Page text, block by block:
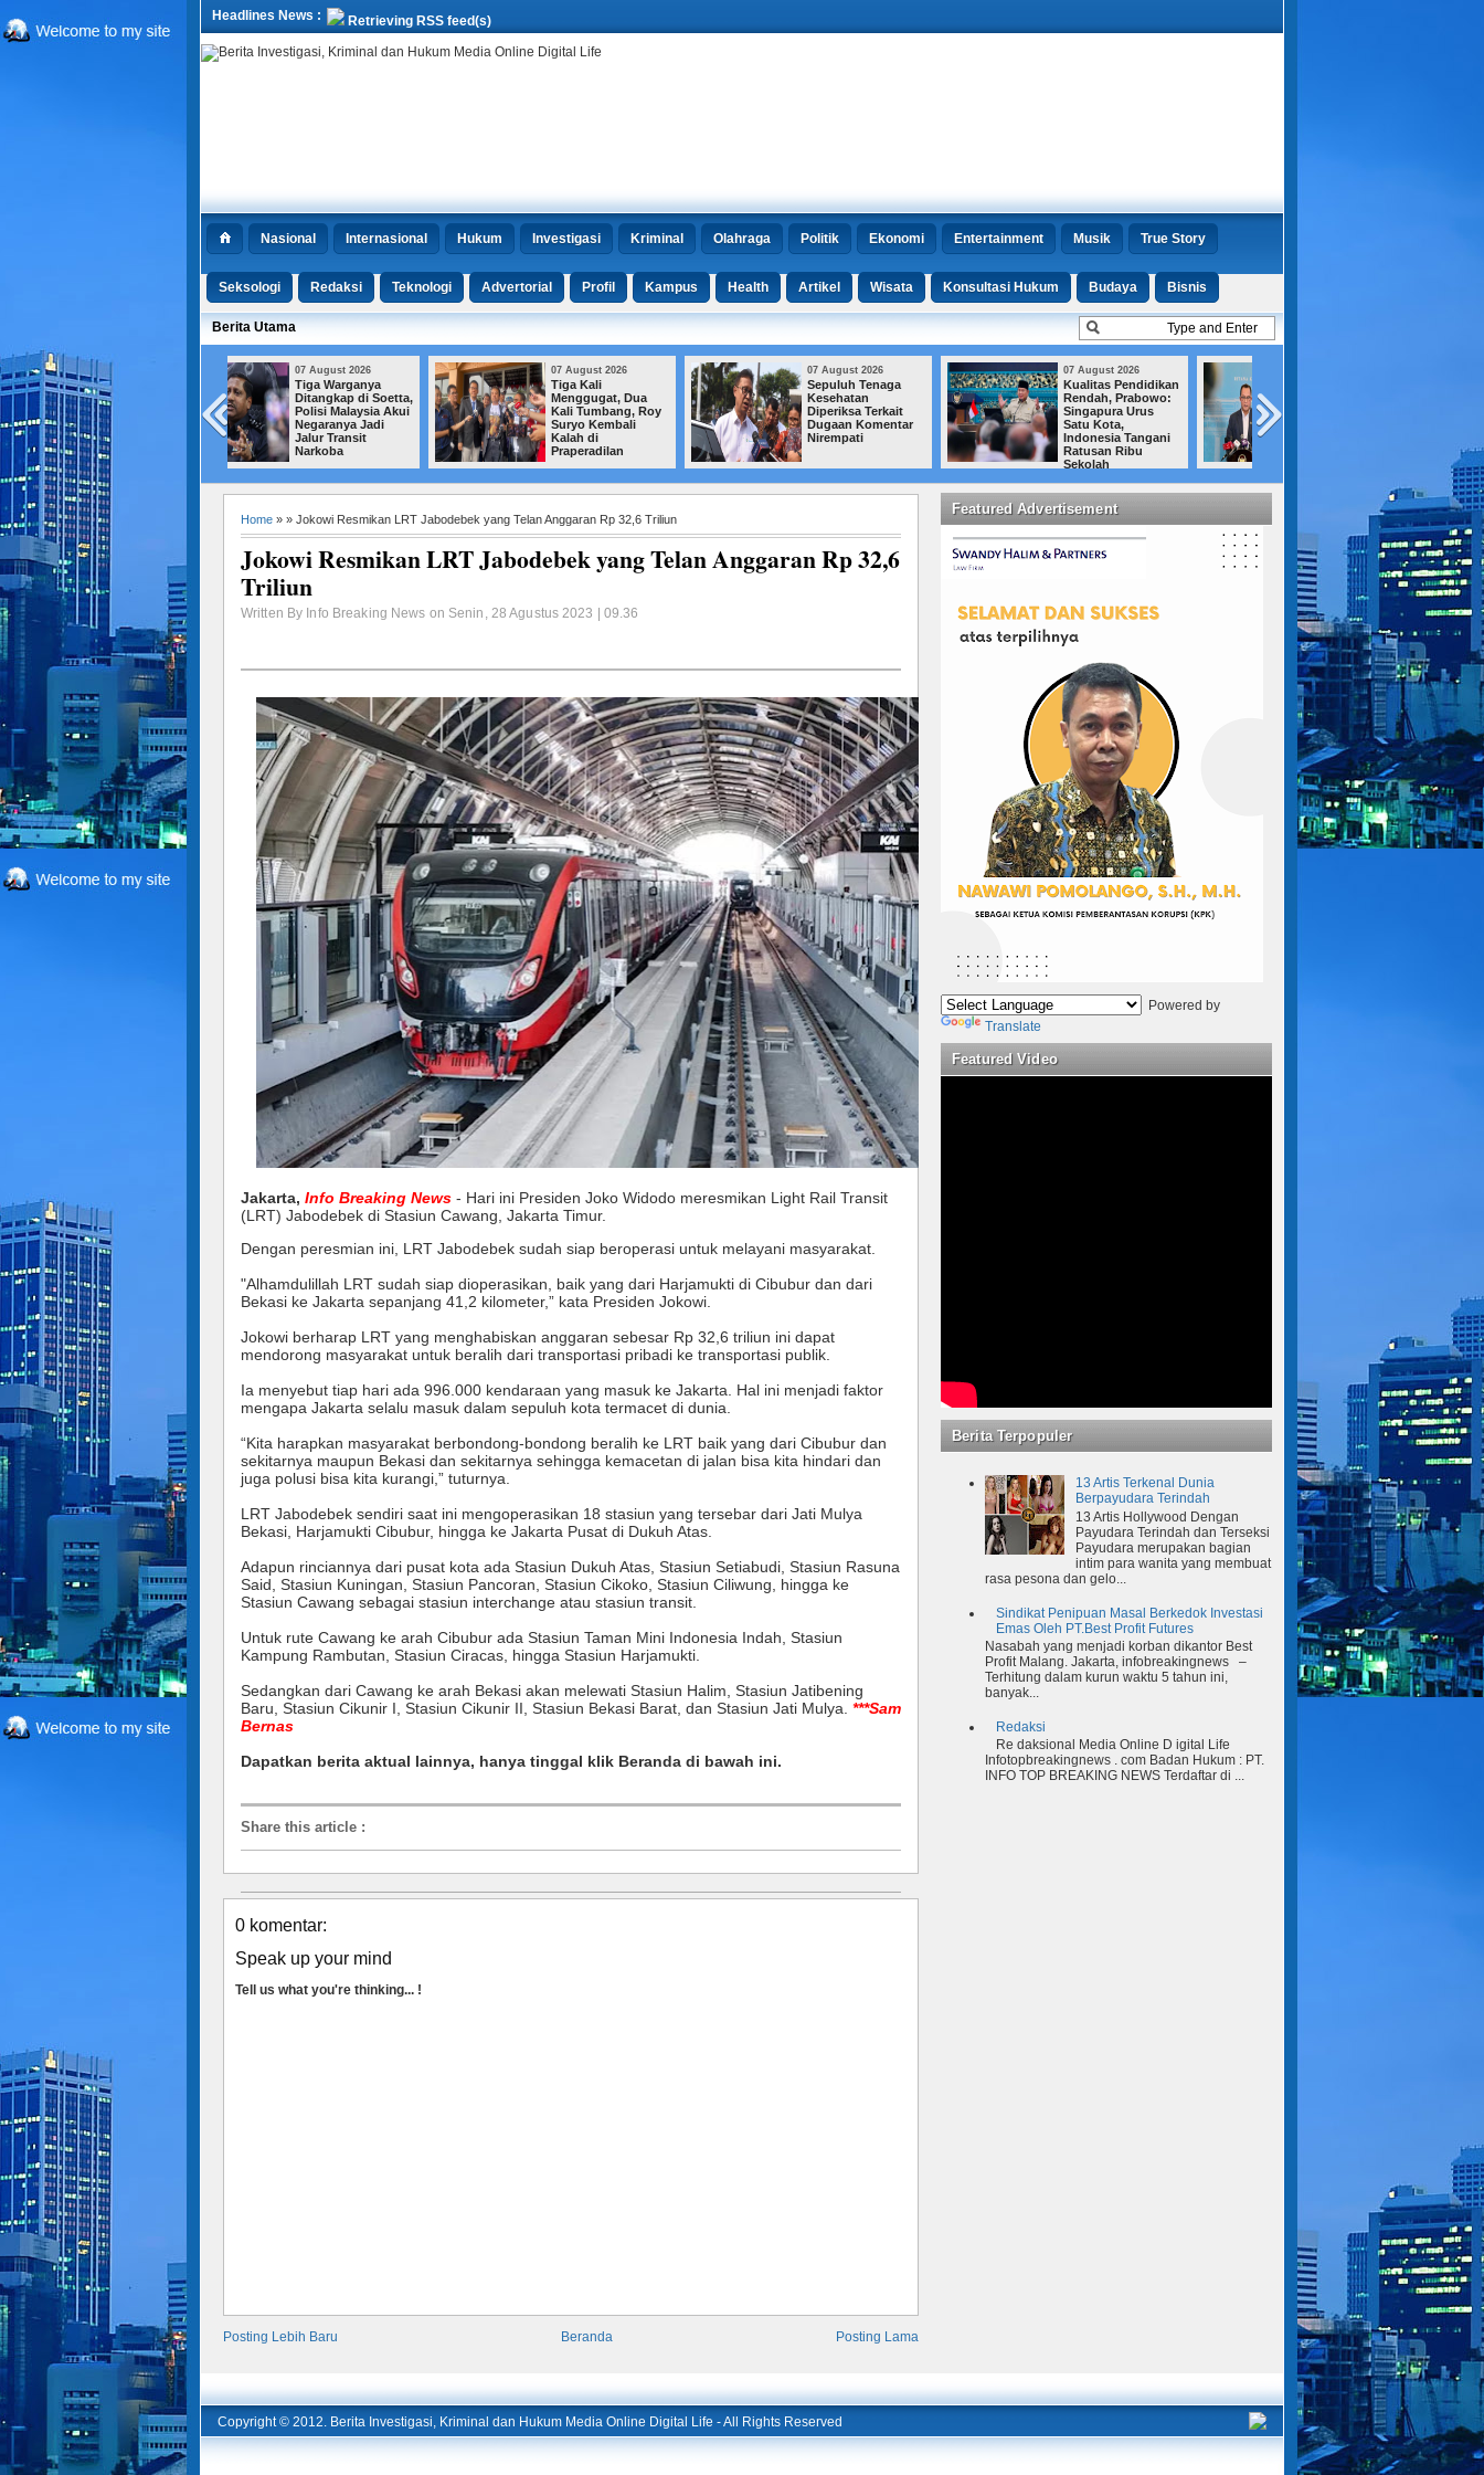
Headlines News : Retrieving RSS feed(s)
Nasional Internasional Hukum Investigasi Kriminal Olahraga Politik Ekonomi Entertainment Musik True Story
Seksologi Redaksi Teknologi Advertorial Profil Kampus Health Artikel Wisata Konsultasi Hukum Budaya Bisnis
Berita Utama
Tiga Warganya
Ditangkap di Soetta,
Polisi Malaysia Akui
Negaranya Jadi
Jalur Transit
Narkoba
07 August 2026
Tiga Kali
Menggugat, Dua
Kali Tumbang, Roy
Suryo Kembali
Kalah di
07 August 2026
Sepuluh Tenaga
Kesehatan
Diperiksa Terkait
Dugaan Komentar
07 August 2026
Kualitas Pendidikan
Rendah, Prabowo:
Singapura Urus
Satu Kota,
Indonesia Tangani
Ratusan Ribu
07 August 2026
Satelit Lampung-1
Mengorbit, BRIN
Jamin Keamanan
Data Nasional
Home » » Jokowi Resmikan LRT Jabodebek yang Telan Anggaran Rp 32,6 Triliun
Jokowi Resmikan LRT Jabodebek yang Telan Anggaran Rp 32,6
Triliun
Written By Info Breaking News on Senin, 28 Agustus 2023 | 09.36
Jakarta, Info Breaking News - Hari ini Presiden Joko Widodo meresmikan Light Rail Transit
(LRT) Jabodebek di Stasiun Cawang, Jakarta Timur.
Dengan peresmian ini, LRT Jabodebek sudah siap beroperasi untuk melayani masyarakat.
"Alhamdulillah LRT sudah siap dioperasikan, baik yang dari Harjamukti di Cibubur dan dari
Bekasi ke Jakarta sepanjang 41,2 kilometer,” kata Presiden Jokowi.
Jokowi berharap LRT yang menghabiskan anggaran sebesar Rp 32,6 triliun ini dapat
mendorong masyarakat untuk beralih dari transportasi pribadi ke transportasi publik.
Ia menyebut tiap hari ada 996.000 kendaraan yang masuk ke Jakarta. Hal ini menjadi faktor
mengapa Jakarta selalu masuk dalam sepuluh kota termacet di dunia.
“Kita harapkan masyarakat berbondong-bondong beralih ke LRT baik yang dari Cibubur dan
sekitarnya maupun Bekasi dan sekitarnya sehingga kemacetan di jalan bisa kita hindari dan
juga polusi bisa kita kurangi,” tuturnya.
LRT Jabodebek sendiri saat ini mengoperasikan 18 stasiun yang tersebar dari Jati Mulya
Bekasi, Harjamukti Cibubur, hingga ke Jakarta Pusat di Dukuh Atas.
Adapun rinciannya dari pusat kota ada Stasiun Dukuh Atas, Stasiun Setiabudi, Stasiun Rasuna
Said, Stasiun Kuningan, Stasiun Pancoran, Stasiun Cikoko, Stasiun Ciliwung, hingga ke
Stasiun Cawang sebagai stasiun interchange atau stasiun transit.
Untuk rute Cawang ke arah Cibubur ada Stasiun Taman Mini Indonesia Indah, Stasiun
Kampung Rambutan, Stasiun Ciracas, hingga Stasiun Harjamukti.
Sedangkan dari Cawang ke arah Bekasi akan melewati Stasiun Halim, Stasiun Jatibening
Baru, Stasiun Cikunir I, Stasiun Cikunir II, Stasiun Bekasi Barat, dan Stasiun Jati Mulya. ***Sam
Bernas
Dapatkan berita aktual lainnya, hanya tinggal klik Beranda di bawah ini.
Share this article :
0 komentar:
Speak up your mind
Tell us what you're thinking... !
Posting Lebih Baru Posting Lama
Beranda
Featured Advertisement
Powered by
Translate
Featured Video
Berita Terpopuler
13 Artis Terkenal Dunia
Berpayudara Terindah
13 Artis Hollywood Dengan
Payudara Terindah dan Terseksi
Payudara merupakan bagian
intim para wanita yang membuat
rasa pesona dan gelo...
Sindikat Penipuan Masal Berkedok Investasi
Emas Oleh PT.Best Profit Futures
Nasabah yang menjadi korban dikantor Best
Profit Malang. Jakarta, infobreakingnews –
Terhitung dalam kurun waktu 5 tahun ini,
banyak...
Redaksi
Re daksional Media Online D igital Life
Infotopbreakingnews . com Badan Hukum : PT.
INFO TOP BREAKING NEWS Terdaftar di ...
Copyright © 2012. Berita Investigasi, Kriminal dan Hukum Media Online Digital Life - All Rights Reserved